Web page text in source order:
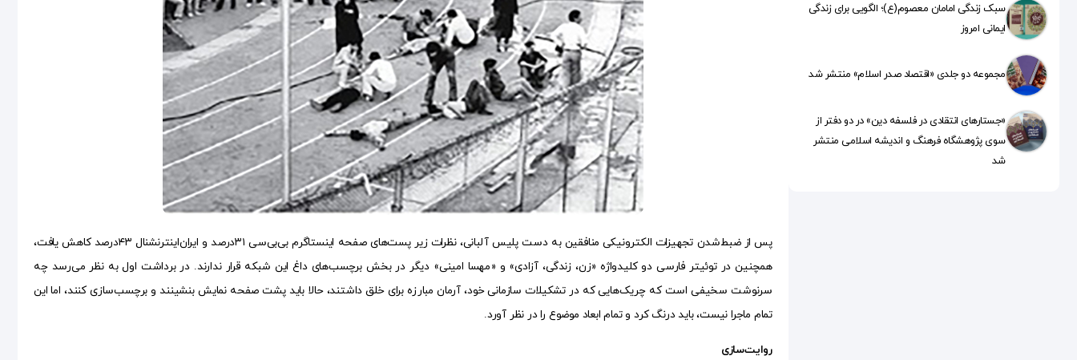
سبک زندگی امامان معصوم(ع)؛ الگویی برای زندگی
ایمانی امروز
مجموعه دو جلدی «اقتصاد صدر اسلام» منتشر شد
«جستارهای انتقادی در فلسفه دین» در دو دفتر از
سوی پژوهشگاه فرهنگ و اندیشه اسلامی منتشر
شد
پس از ضبط‌شدن تجهیزات الکترونیکی منافقین به دست پلیس آلبانی، نظرات زیر پست‌های صفحه اینستاگرم بی‌بی‌سی ۳۱‌درصد و ایران‌اینترنشنال ۴۳‌درصد کاهش یافت،
همچنین در توئیتر فارسی دو کلیدواژه «زن، زندگی، آزادی» و «مهسا امینی» دیگر در بخش برچسب‌های داغ این شبکه قرار ندارند. در برداشت اول به نظر می‌رسد چه
سرنوشت سخیفی است که چریک‌هایی که در تشکیلات سازمانی خود، آرمان مبارزه برای خلق داشتند، حالا باید پشت صفحه نمایش بنشینند و برچسب‌سازی کنند، اما این
تمام ماجرا نیست، باید درنگ کرد و تمام ابعاد موضوع را در نظر آورد.
روایت‌سازی